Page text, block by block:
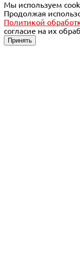
Мы используем
Продолжая
Политикой
согласие на их
Принять